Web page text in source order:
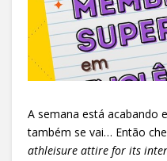
A semana está acabando
também se vai… Então
athleisure attire for its